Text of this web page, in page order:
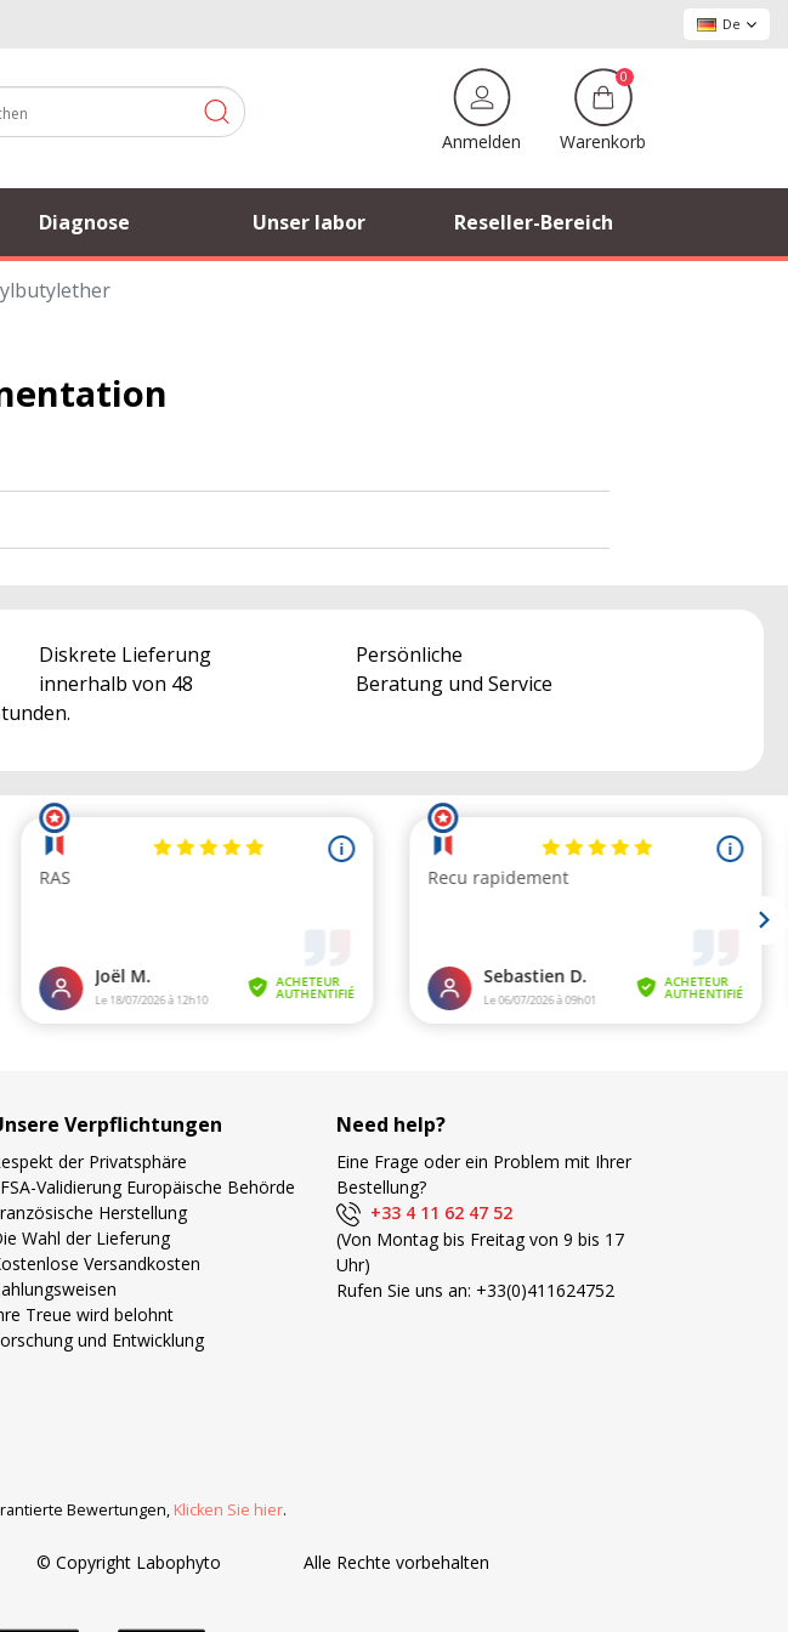
De
Anmelden
0
Warenkorb
Diagnose Unser labor Reseller-Bereich
Diskrete Lieferung
innerhalb von 48
Persönliche
Beratung und Service
Verpflichtungen
der Privatsphäre
Validierung Europäische Behörde
Herstellung
Wahl der Lieferung
Versandkosten
Treue wird belohnt
und Entwicklung
Need help?
Eine Frage oder ein Problem mit Ihrer
Bestellung?
+33 4 11 62 47 52
(Von Montag bis Freitag von 9 bis 17
Uhr)
Rufen Sie uns an: +33(0)411624752
Bewertungen, Klicken Sie hier.
© Copyright Labophyto Alle Rechte vorbehalten